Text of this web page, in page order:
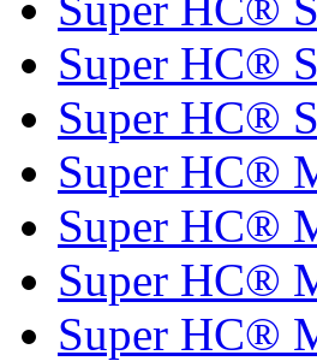
Super HC®
Super HC®
Super HC®
Super HC®
Super HC®
Super HC®